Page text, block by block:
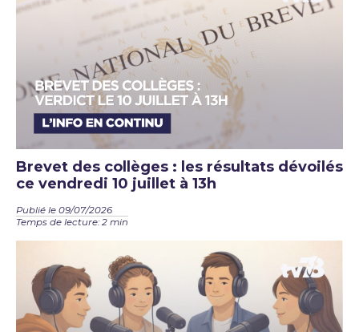
Brevet des collèges : les résultats dévoilés
ce vendredi 10 juillet à 13h
Publié le 09/07/2026
Temps de lecture: 2 min